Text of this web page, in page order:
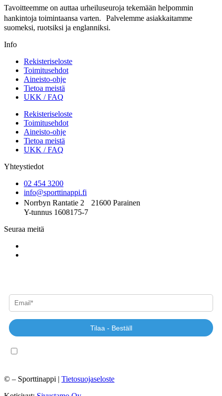
Tavoitteemme on auttaa urheiluseuroja tekemään helpommin
hankintoja toimintaansa varten. Palvelemme asiakkaitamme
suomeksi, ruotsiksi ja englanniksi.
Info
Rekisteriseloste
Toimitusehdot
Aineisto-ohje
Tietoa meistä
UKK / FAQ
Rekisteriseloste
Toimitusehdot
Aineisto-ohje
Tietoa meistä
UKK / FAQ
Yhteystiedot
02 454 3200
info@sporttinappi.fi
Norrbyn Rantatie 2 21600 Parainen
Y-tunnus 1608175-7
Seuraa meitä
Tilaa - Beställ
© – Sporttinappi | Tietosuojaseloste